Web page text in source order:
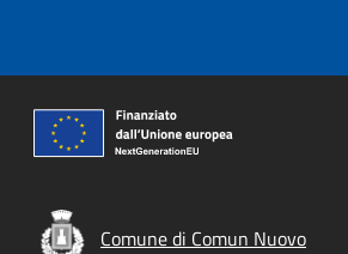
Comune di Comun Nuovo